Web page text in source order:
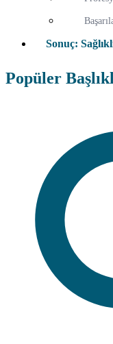
Sonuç:
Popüler